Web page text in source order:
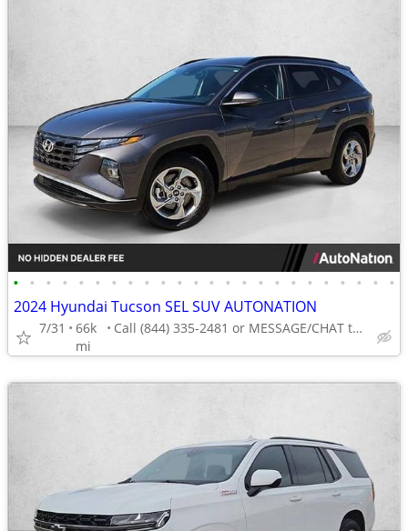
• • • • • • • • • • • • • • • • • • • • • • • •
2024 Hyundai Tucson SEL SUV AUTONATION
7/31
66k
mi
Call (844) 335-2481 or MESSAGE/CHAT to confirm availability